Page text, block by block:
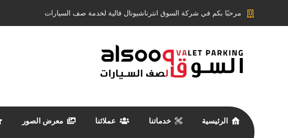
مرحبًا بكم في شركة السوق انترناشيونال فالية لخدمة صف السيارات
الرئيسية خدماتنا عملائنا معرض الصور